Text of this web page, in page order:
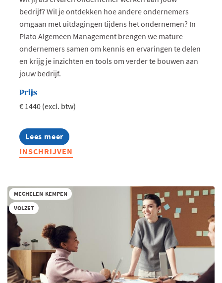
bedrijf? Wil je ontdekken hoe andere ondernemers
omgaan met uitdagingen tijdens het ondernemen? In
Plato Algemeen Management brengen we mature
ondernemers samen om kennis en ervaringen te delen
en krijg je inzichten en tools om verder te bouwen aan
jouw bedrijf.
Prijs
€ 1440 (excl. btw)
Lees meer
about
Plato
Algemeen
(Kempen)
INSCHRIJVEN
MECHELEN-KEMPEN
VOLZET